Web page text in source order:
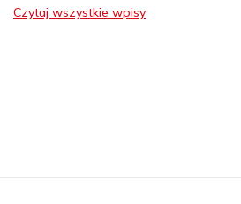
Czytaj wszystkie wpisy